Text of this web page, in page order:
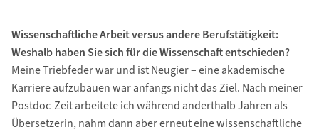
Wissenschaftliche Arbeit versus andere Berufstätigkeit:
Weshalb haben Sie sich für die Wissenschaft entschieden?
Meine Triebfeder war und ist Neugier – eine akademische
Karriere aufzubauen war anfangs nicht das Ziel. Nach meiner
Postdoc-Zeit arbeitete ich während anderthalb Jahren als
Übersetzerin, nahm dann aber erneut eine wissenschaftliche